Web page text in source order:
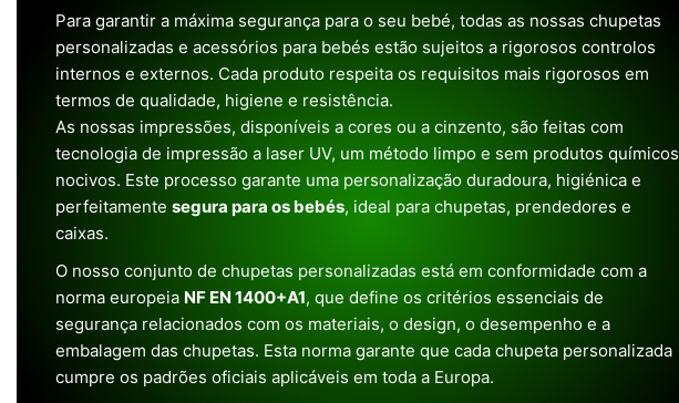
Para garantir a máxima segurança para o seu bebé, todas as nossas chupetas
personalizadas e acessórios para bebés estão sujeitos a rigorosos controlos
internos e externos. Cada produto respeita os requisitos mais rigorosos em
termos de qualidade, higiene e resistência.
As nossas impressões, disponíveis a cores ou a cinzento, são feitas com
tecnologia de impressão a laser UV, um método limpo e sem produtos químicos
nocivos. Este processo garante uma personalização duradoura, higiénica e
perfeitamente segura para os bebés, ideal para chupetas, prendedores e
caixas.
O nosso conjunto de chupetas personalizadas está em conformidade com a
norma europeia NF EN 1400+A1, que define os critérios essenciais de
segurança relacionados com os materiais, o design, o desempenho e a
embalagem das chupetas. Esta norma garante que cada chupeta personalizada
cumpre os padrões oficiais aplicáveis em toda a Europa.